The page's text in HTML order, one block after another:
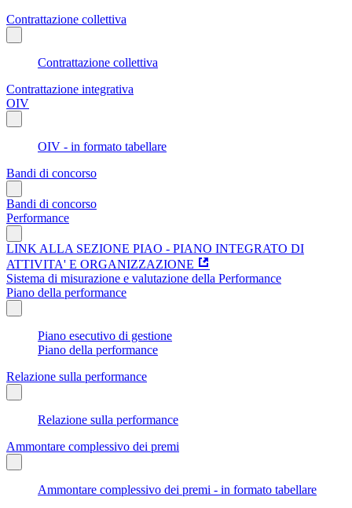
Contrattazione collettiva
Contrattazione collettiva
Contrattazione integrativa
OIV
OIV - in formato tabellare
Bandi di concorso
Bandi di concorso
Performance
LINK ALLA SEZIONE PIAO - PIANO INTEGRATO DI
ATTIVITA' E ORGANIZZAZIONE
Sistema di misurazione e valutazione della Performance
Piano della performance
Piano esecutivo di gestione
Piano della performance
Relazione sulla performance
Relazione sulla performance
Ammontare complessivo dei premi
Ammontare complessivo dei premi - in formato tabellare